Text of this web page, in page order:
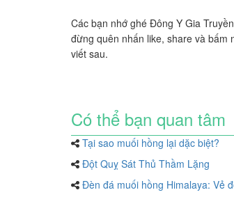
Các bạn nhớ ghé Đông Y Gia
đừng quên nhấn like, share và bấm
viết sau.
Có thể bạn quan tâm
Tại sao muối hồng lại dặc biệt?
Đột Quỵ Sát Thủ Thầm Lặng
Đèn đá muối hồng Himalaya: Vẻ